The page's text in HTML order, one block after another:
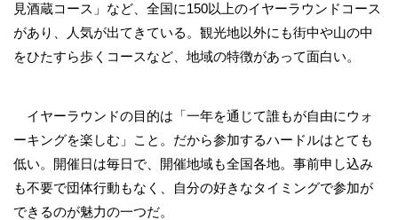
見酒蔵コース」など、全国に150以上のイヤーラウンドコース
があり、人気が出てきている。観光地以外にも街中や山の中
をひたすら歩くコースなど、地域の特徴があって面白い。
イヤーラウンドの目的は「一年を通じて誰もが自由にウォ
ーキングを楽しむ」こと。だから参加するハードルはとても
低い。開催日は毎日で、開催地域も全国各地。事前申し込み
も不要で団体行動もなく、自分の好きなタイミングで参加が
できるのが魅力の一つだ。